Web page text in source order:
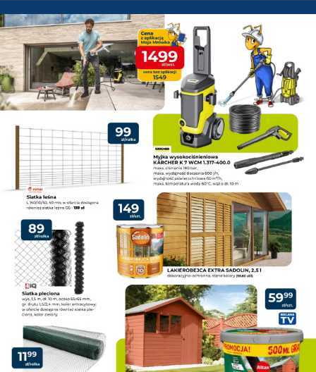
PSB Mrówka Pisz - Gazetka